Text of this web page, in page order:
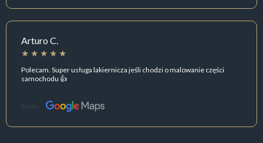
Arturo C.
Polecam. Super usługa lakiernicza jeśli chodzi o malowanie części
samochodu 👍
Źródło: